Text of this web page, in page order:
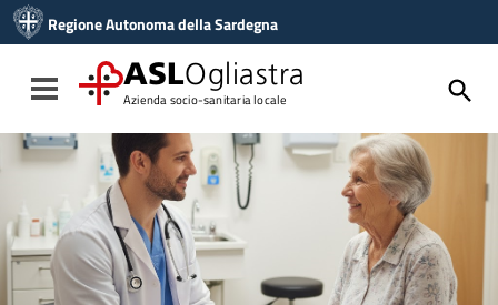
Vai al menu di navigazione
Vai al footer
Regione Autonoma della Sardegna
Toggle navigation
ASLOgliastra
Azienda socio-sanitaria locale